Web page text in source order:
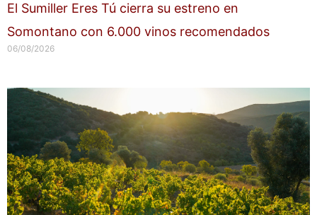
El Sumiller Eres Tú cierra su estreno en
Somontano con 6.000 vinos recomendados
06/08/2026